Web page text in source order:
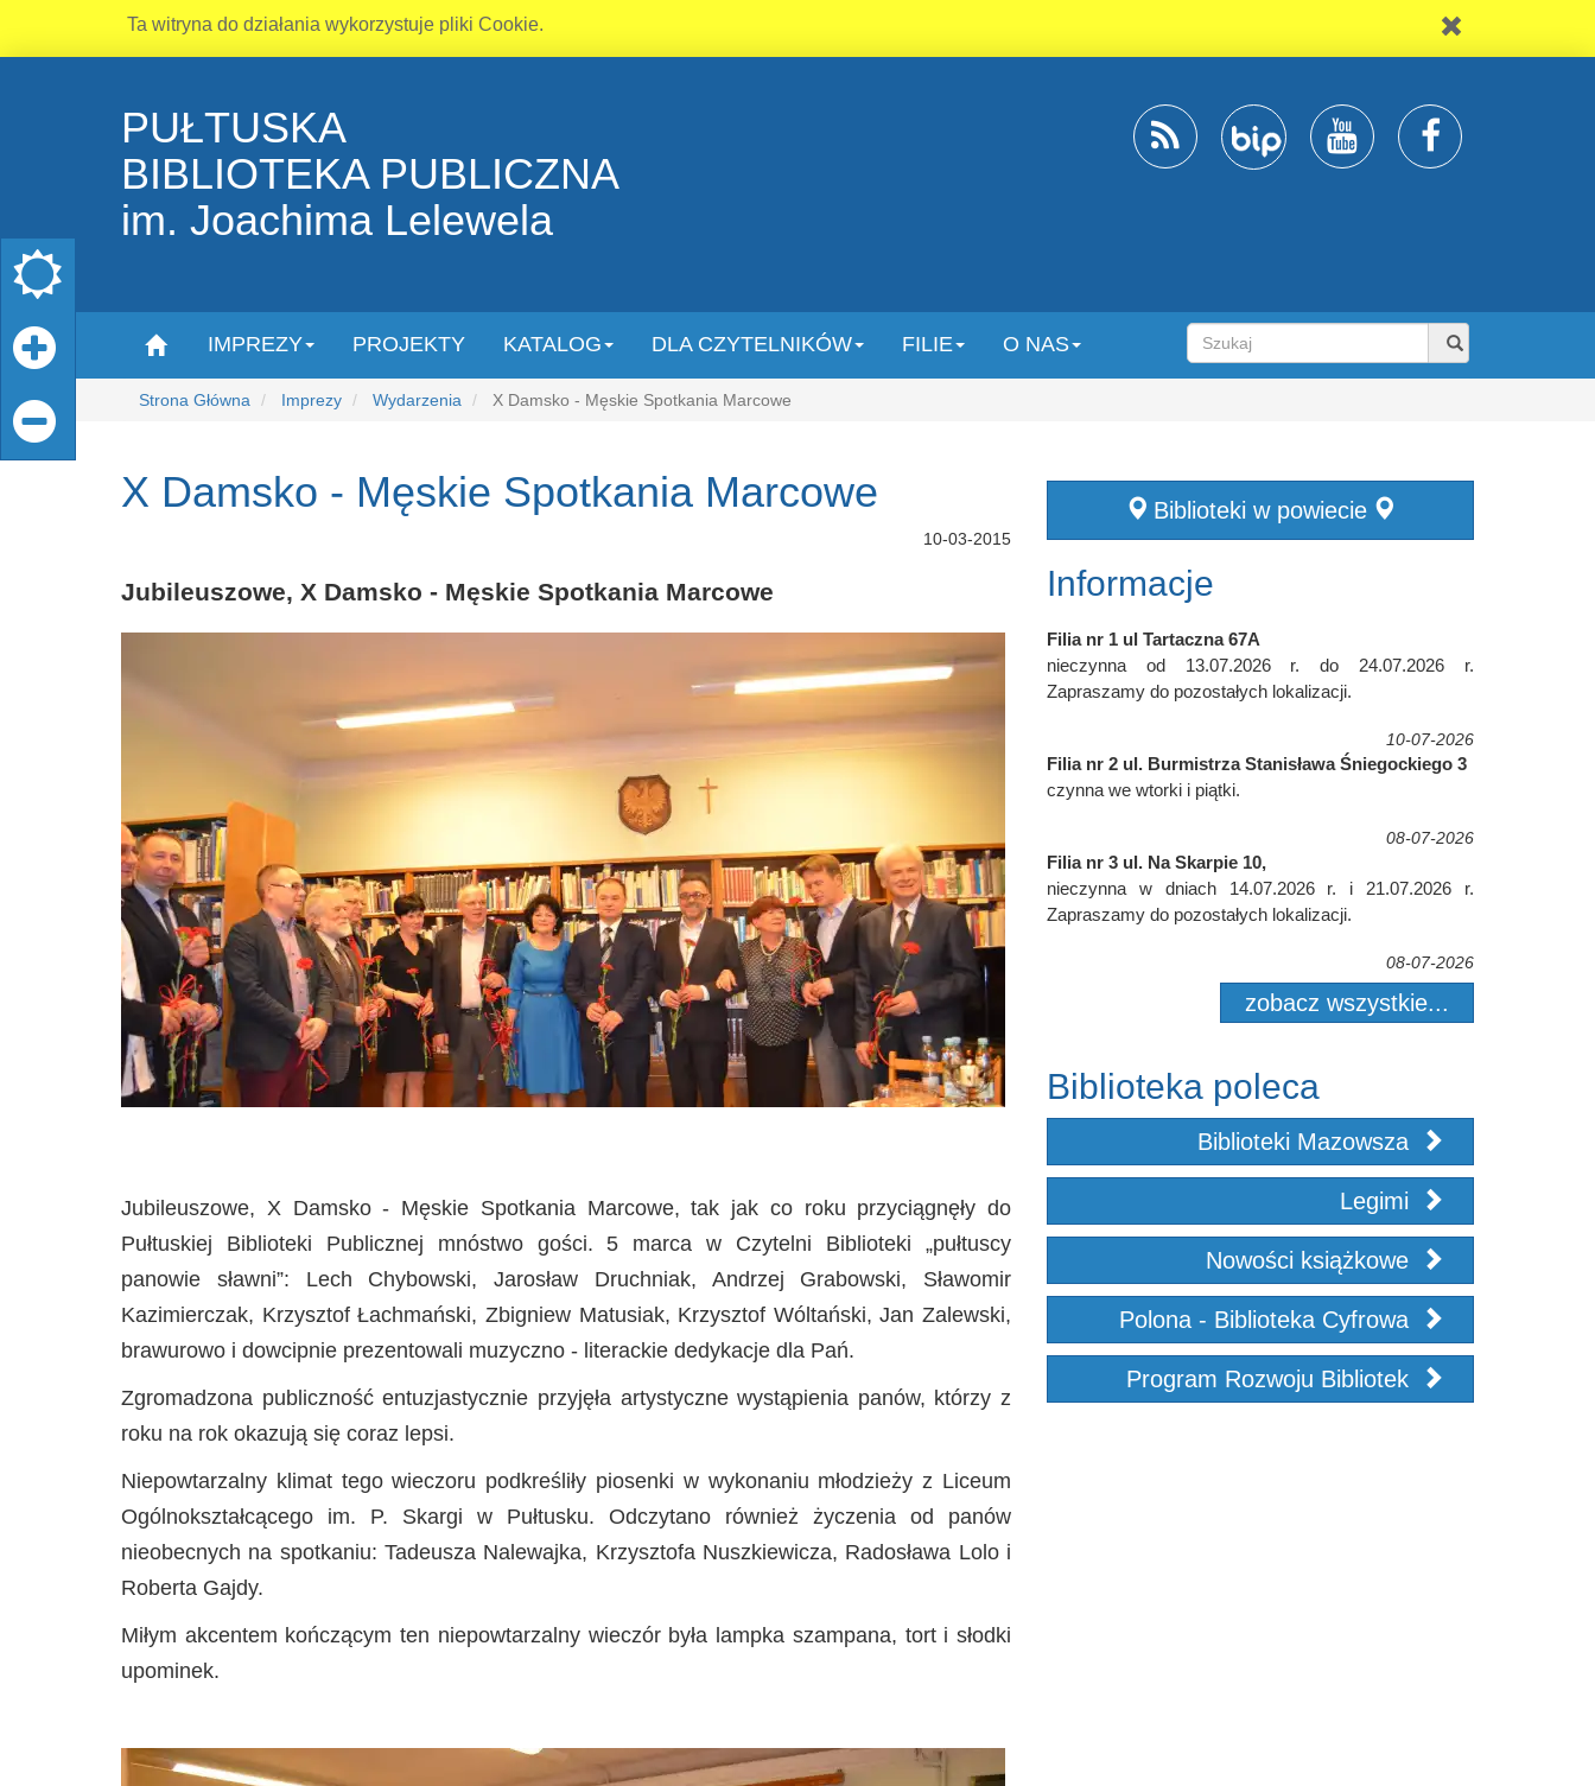
Ta witryna do działania wykorzystuje pliki Cookie.
PUŁTUSKA
BIBLIOTEKA PUBLICZNA
im. Joachima Lelewela
IMPREZY PROJEKTY KATALOG DLA CZYTELNIKÓW FILIE O NAS
Strona Główna Imprezy Wydarzenia X Damsko - Męskie Spotkania Marcowe
X Damsko - Męskie Spotkania Marcowe
10-03-2015
Jubileuszowe, X Damsko - Męskie Spotkania Marcowe
Jubileuszowe, X Damsko - Męskie Spotkania Marcowe, tak jak co roku przyciągnęły do
Pułtuskiej Biblioteki Publicznej mnóstwo gości. 5 marca w Czytelni Biblioteki „pułtuscy
panowie sławni”: Lech Chybowski, Jarosław Druchniak, Andrzej Grabowski, Sławomir
Kazimierczak, Krzysztof Łachmański, Zbigniew Matusiak, Krzysztof Wóltański, Jan Zalewski,
brawurowo i dowcipnie prezentowali muzyczno - literackie dedykacje dla Pań.
Zgromadzona publiczność entuzjastycznie przyjęła artystyczne wystąpienia panów, którzy z
roku na rok okazują się coraz lepsi.
Niepowtarzalny klimat tego wieczoru podkreśliły piosenki w wykonaniu młodzieży z Liceum
Ogólnokształcącego im. P. Skargi w Pułtusku. Odczytano również życzenia od panów
nieobecnych na spotkaniu: Tadeusza Nalewajka, Krzysztofa Nuszkiewicza, Radosława Lolo i
Roberta Gajdy.
Miłym akcentem kończącym ten niepowtarzalny wieczór była lampka szampana, tort i słodki
upominek.
Biblioteki w powiecie
Informacje
Filia nr 1 ul Tartaczna 67A
nieczynna od 13.07.2026 r. do 24.07.2026 r.
Zapraszamy do pozostałych lokalizacji.
10-07-2026
Filia nr 2 ul. Burmistrza Stanisława Śniegockiego 3
czynna we wtorki i piątki.
08-07-2026
Filia nr 3 ul. Na Skarpie 10,
nieczynna w dniach 14.07.2026 r. i 21.07.2026 r.
Zapraszamy do pozostałych lokalizacji.
08-07-2026
zobacz wszystkie...
Biblioteka poleca
Biblioteki Mazowsza
Legimi
Nowości książkowe
Polona - Biblioteka Cyfrowa
Program Rozwoju Bibliotek